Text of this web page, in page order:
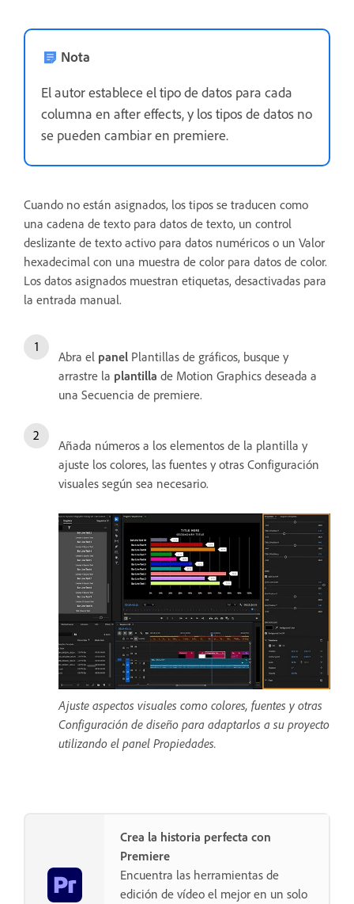
Nota
El autor establece el tipo de datos para cada
columna en after effects, y los tipos de datos no
se pueden cambiar en premiere.
Cuando no están asignados, los tipos se traducen como
una cadena de texto para datos de texto, un control
deslizante de texto activo para datos numéricos o un Valor
hexadecimal con una muestra de color para datos de color.
Los datos asignados muestran etiquetas, desactivadas para
la entrada manual.
Abra el panel Plantillas de gráficos, busque y
arrastre la plantilla de Motion Graphics deseada a
una Secuencia de premiere.
Añada números a los elementos de la plantilla y
ajuste los colores, las fuentes y otras Configuración
visuales según sea necesario.
Ajuste aspectos visuales como colores, fuentes y otras
Configuración de diseño para adaptarlos a su proyecto
utilizando el panel Propiedades.
Crea la historia perfecta con
Premiere
Encuentra las herramientas de
edición de vídeo el mejor en un solo